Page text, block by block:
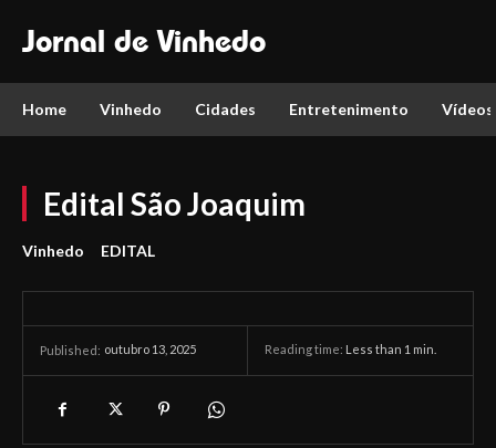
Jornal de Vinhedo
Home Vinhedo Cidades Entretenimento Vídeos
Edital São Joaquim
Vinhedo EDITAL
Published: outubro 13, 2025 Reading time: Less than 1 min.